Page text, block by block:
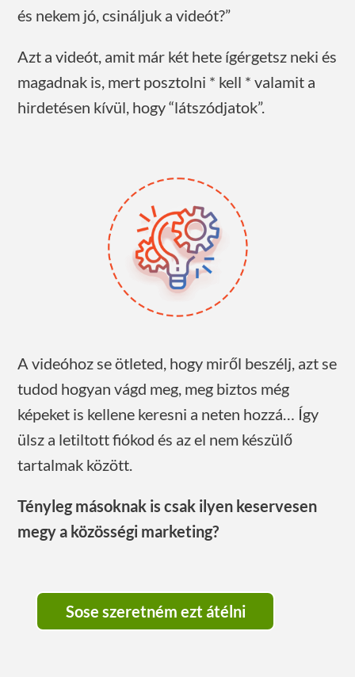
és nekem jó, csináljuk a videót?”
Azt a videót, amit már két hete ígérgetsz neki és
magadnak is, mert posztolni * kell * valamit a
hirdetésen kívül, hogy “látszódjatok”.
A videóhoz se ötleted, hogy miről beszélj, azt se
tudod hogyan vágd meg, meg biztos még
képeket is kellene keresni a neten hozzá… Így
ülsz a letiltott fiókod és az el nem készülő
tartalmak között.
Tényleg másoknak is csak ilyen keservesen
megy a közösségi marketing?
Sose szeretném ezt átélni